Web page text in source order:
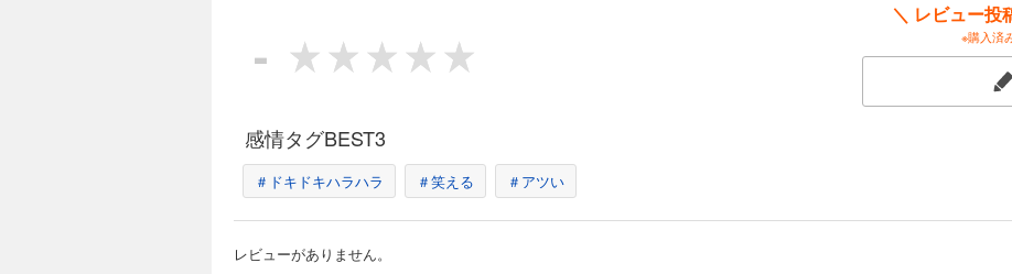
-
＼ レビュー投
※購入済
感情タグBEST3
＃ドキドキハラハラ ＃笑える ＃アツい
レビューがありません。